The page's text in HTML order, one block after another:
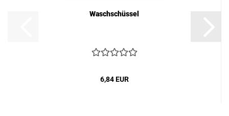
Waschschüssel
6,84 EUR